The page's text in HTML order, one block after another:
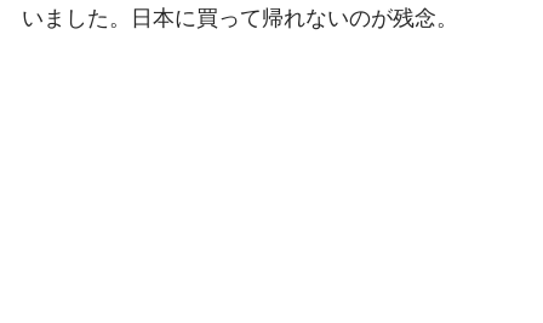
いました。日本に買って帰れないのが残念。